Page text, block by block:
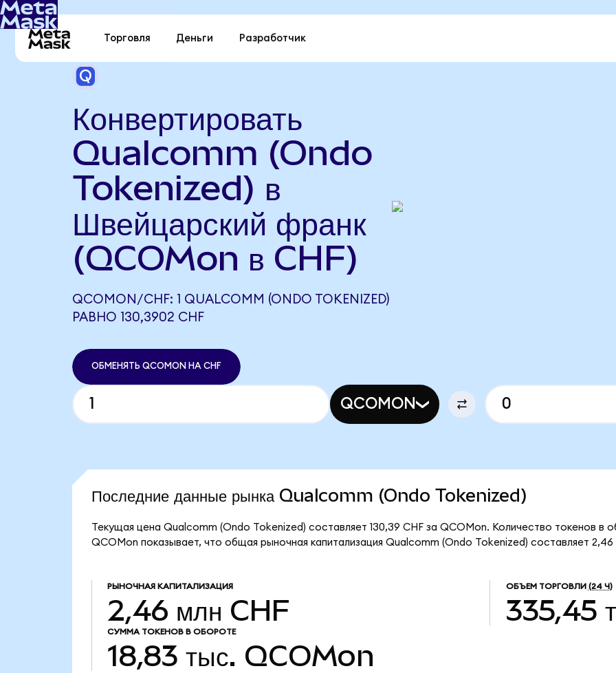
Торговля Деньги Разработчик
Конвертировать
Qualcomm (Ondo
Tokenized) в
Швейцарский франк
(QCOMon в CHF)
QCOMON/CHF: 1 QUALCOMM (ONDO TOKENIZED)
РАВНО 130,3902 CHF
ОБМЕНЯТЬ QCOMON НА CHF
QCOMON
Последние данные рынка Qualcomm (Ondo Tokenized)
Текущая цена Qualcomm (Ondo Tokenized) составляет 130,39 CHF за QCOMon. Количество токенов в
QCOMon показывает, что общая рыночная капитализация Qualcomm (Ondo Tokenized) составляет 2,46
РЫНОЧНАЯ КАПИТАЛИЗАЦИЯ
2,46 млн CHF
ОБЪЕМ ТОРГОВЛИ (24 Ч)
335,45
СУММА ТОКЕНОВ В ОБОРОТЕ
18,83 тыс. QCOMon